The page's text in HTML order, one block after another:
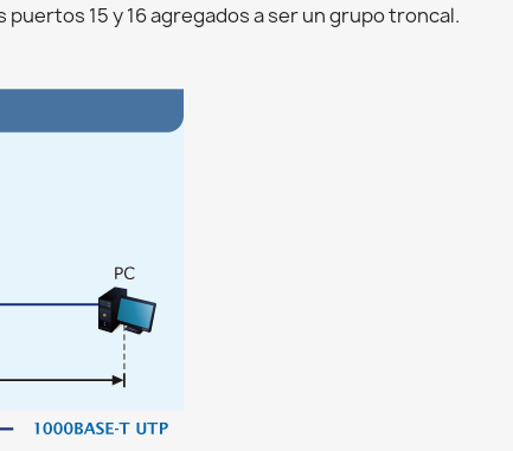
15 y 16 agregados a ser un grupo troncal.